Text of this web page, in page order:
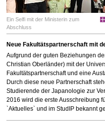
Ein Selfi mit der Ministerin zum
Abschluss
Neue Fakultätspartnerschaft mit
Aufgrund der guten Beziehungen
Christian Oberländer) mit der
Fakultätspartnerschaft und eine
Durch diese neue Partnerschaft
Studierende der Japanologie zur
2016 wird die erste Ausschreibung
`Aktuelles` und im StudIP bekannt